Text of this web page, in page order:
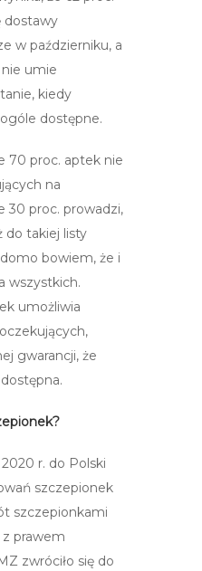
dostawy
w październiku, a
umie
kiedy
dostępne.
70 proc. aptek nie
na
30 proc. prowadzi,
do takiej listy
bowiem, że i
wszystkich.
umożliwia
gwarancji, że
r. do Polski
szczepionek
szczepionkami
prawem
zwróciło się do